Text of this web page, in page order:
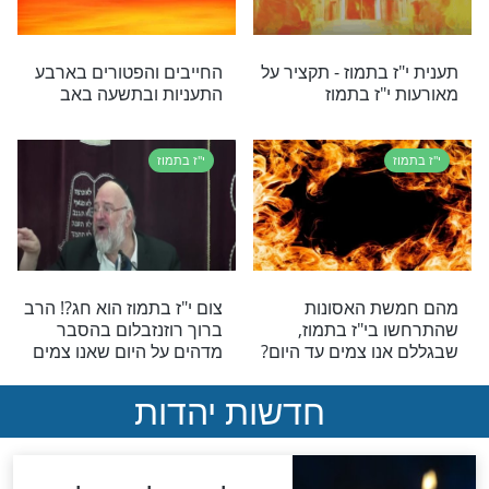
- פורענות י"ז בתמוז - פורענות רביעית
י"ז בתמוז